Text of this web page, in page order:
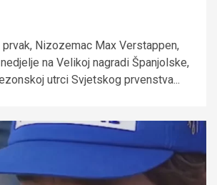
Nizozemac Max Verstappen,
na Velikoj nagradi Španjolske,
utrci Svjetskog prvenstva...